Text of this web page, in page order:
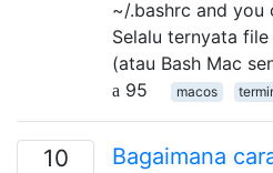
~/.bashrc and you
Selalu ternyata
(atau Bash Mac
95
macos
10
Bagaimana